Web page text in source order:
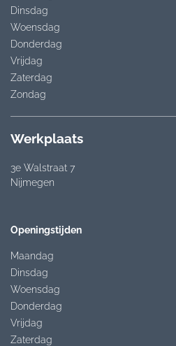
Dinsdag
Woensdag
Donderdag
Vrijdag
Zaterdag
Zondag
Werkplaats
3e Walstraat 7
Nijmegen
Openingstijden
Maandag
Dinsdag
Woensdag
Donderdag
Vrijdag
Zaterdag